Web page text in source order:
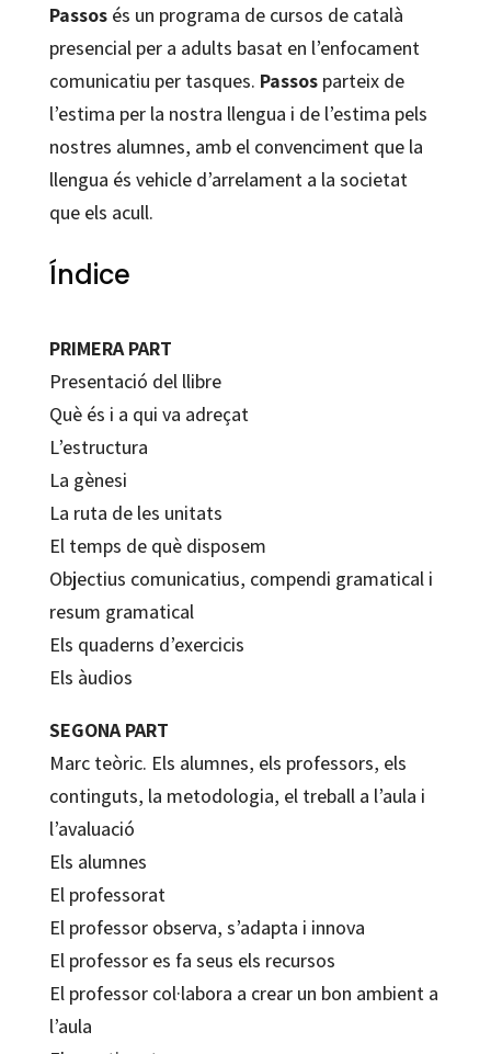
Passosés un programa de cursos de català
presencial per a adults basat en l’enfocament
comunicatiu per tasques. Passosparteix de
l’estima per la nostra llengua i de l’estima pels
nostres alumnes, amb el convenciment que la
llengua és vehicle d’arrelament a la societat
que els acull.
Índice
PRIMERA PART
Presentació del llibre
Què és i a qui va adreçat
L’estructura
La gènesi
La ruta de les unitats
El temps de què disposem
Objectius comunicatius, compendi gramatical i
resum gramatical
Els quaderns d’exercicis
Els àudios
SEGONA PART
Marc teòric. Els alumnes, els professors, els
continguts, la metodologia, el treball a l’aula i
l’avaluació
Els alumnes
El professorat
El professor observa, s’adapta i innova
El professor es fa seus els recursos
El professor col·labora a crear un bon ambient a
l’aula